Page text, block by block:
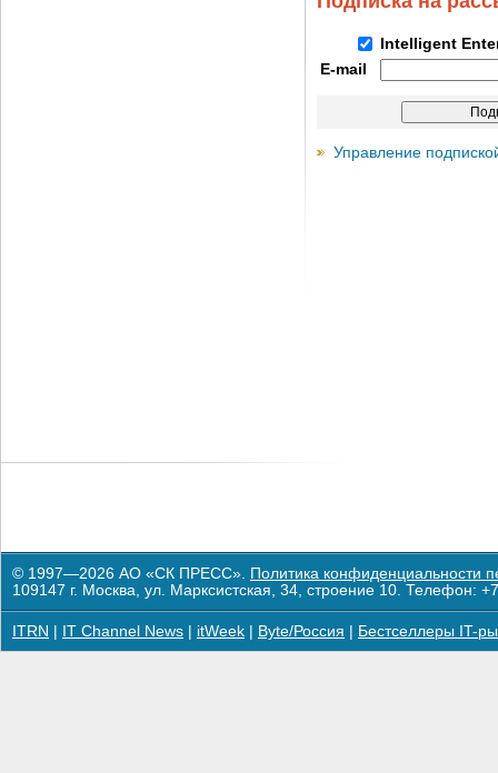
Intelligent
E-mail
Управление
© 1997—2026 АО «СК ПРЕСС». Политика конфиденциальности
109147 г. Москва, ул. Марксистская, 34, строение 10. Телефон:
ITRN IT Channel News itWeek Byte/Россия Бестселлеры IT-